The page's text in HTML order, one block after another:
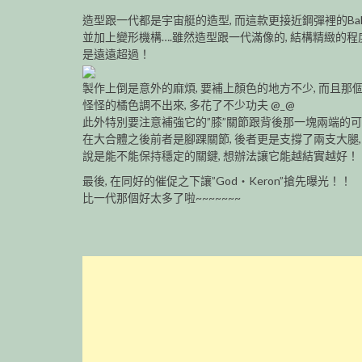
造型跟一代都是宇宙艇的造型, 而這款更接近鋼彈裡的
並加上變形機構….雖然造型跟一代滿像的, 結構精緻的程
是遠遠超過！
製作上倒是意外的麻煩, 要補上顏色的地方不少, 而且那個
怪怪的橘色調不出來, 多花了不少功夫 @_@
此外特別要注意補強它的”膝”關節跟背後那一塊兩端的
在大合體之後前者是腳踝關節, 後者更是支撐了兩支大腿
說是能不能保持穩定的關鍵, 想辦法讓它能越結實越好！
最後, 在同好的催促之下讓”God‧Keron”搶先曝光！！
比一代那個好太多了啦~~~~~~~